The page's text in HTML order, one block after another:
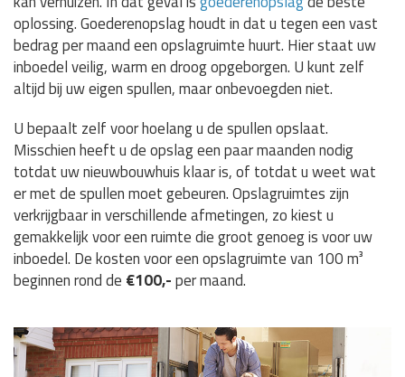
oplossing. Goederenopslag houdt in dat u tegen een vast
bedrag per maand een opslagruimte huurt. Hier staat uw
inboedel veilig, warm en droog opgeborgen. U kunt zelf
altijd bij uw eigen spullen, maar onbevoegden niet.
U bepaalt zelf voor hoelang u de spullen opslaat.
Misschien heeft u de opslag een paar maanden nodig
totdat uw nieuwbouwhuis klaar is, of totdat u weet wat
er met de spullen moet gebeuren. Opslagruimtes zijn
verkrijgbaar in verschillende afmetingen, zo kiest u
gemakkelijk voor een ruimte die groot genoeg is voor uw
inboedel. De kosten voor een opslagruimte van 100 m³
beginnen rond de €100,-per maand.